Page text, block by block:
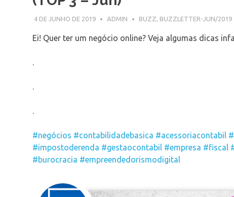
4 DE JUNHO DE 2019 ADMIN BUZZ, BUZZLETTER-JUN/2019
Ei! Quer ter um negócio online? Veja algumas dicas
.
.
.
#negócios #contabilidadebasica #acessoriacontabil
#impostoderenda #gestaocontabil #empresa #fiscal
#burocracia #empreendedorismodigital